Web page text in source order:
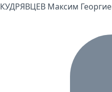
КУДРЯВЦЕВ Максим